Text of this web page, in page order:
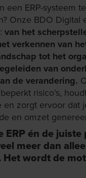
een ERP-systeem
Onze BDO Digital
van het
verkennen van
tot het
van
de verandering.
risico’s,
zorgt ervoor dat
en omzet
ERP én de
meer dan
wordt de